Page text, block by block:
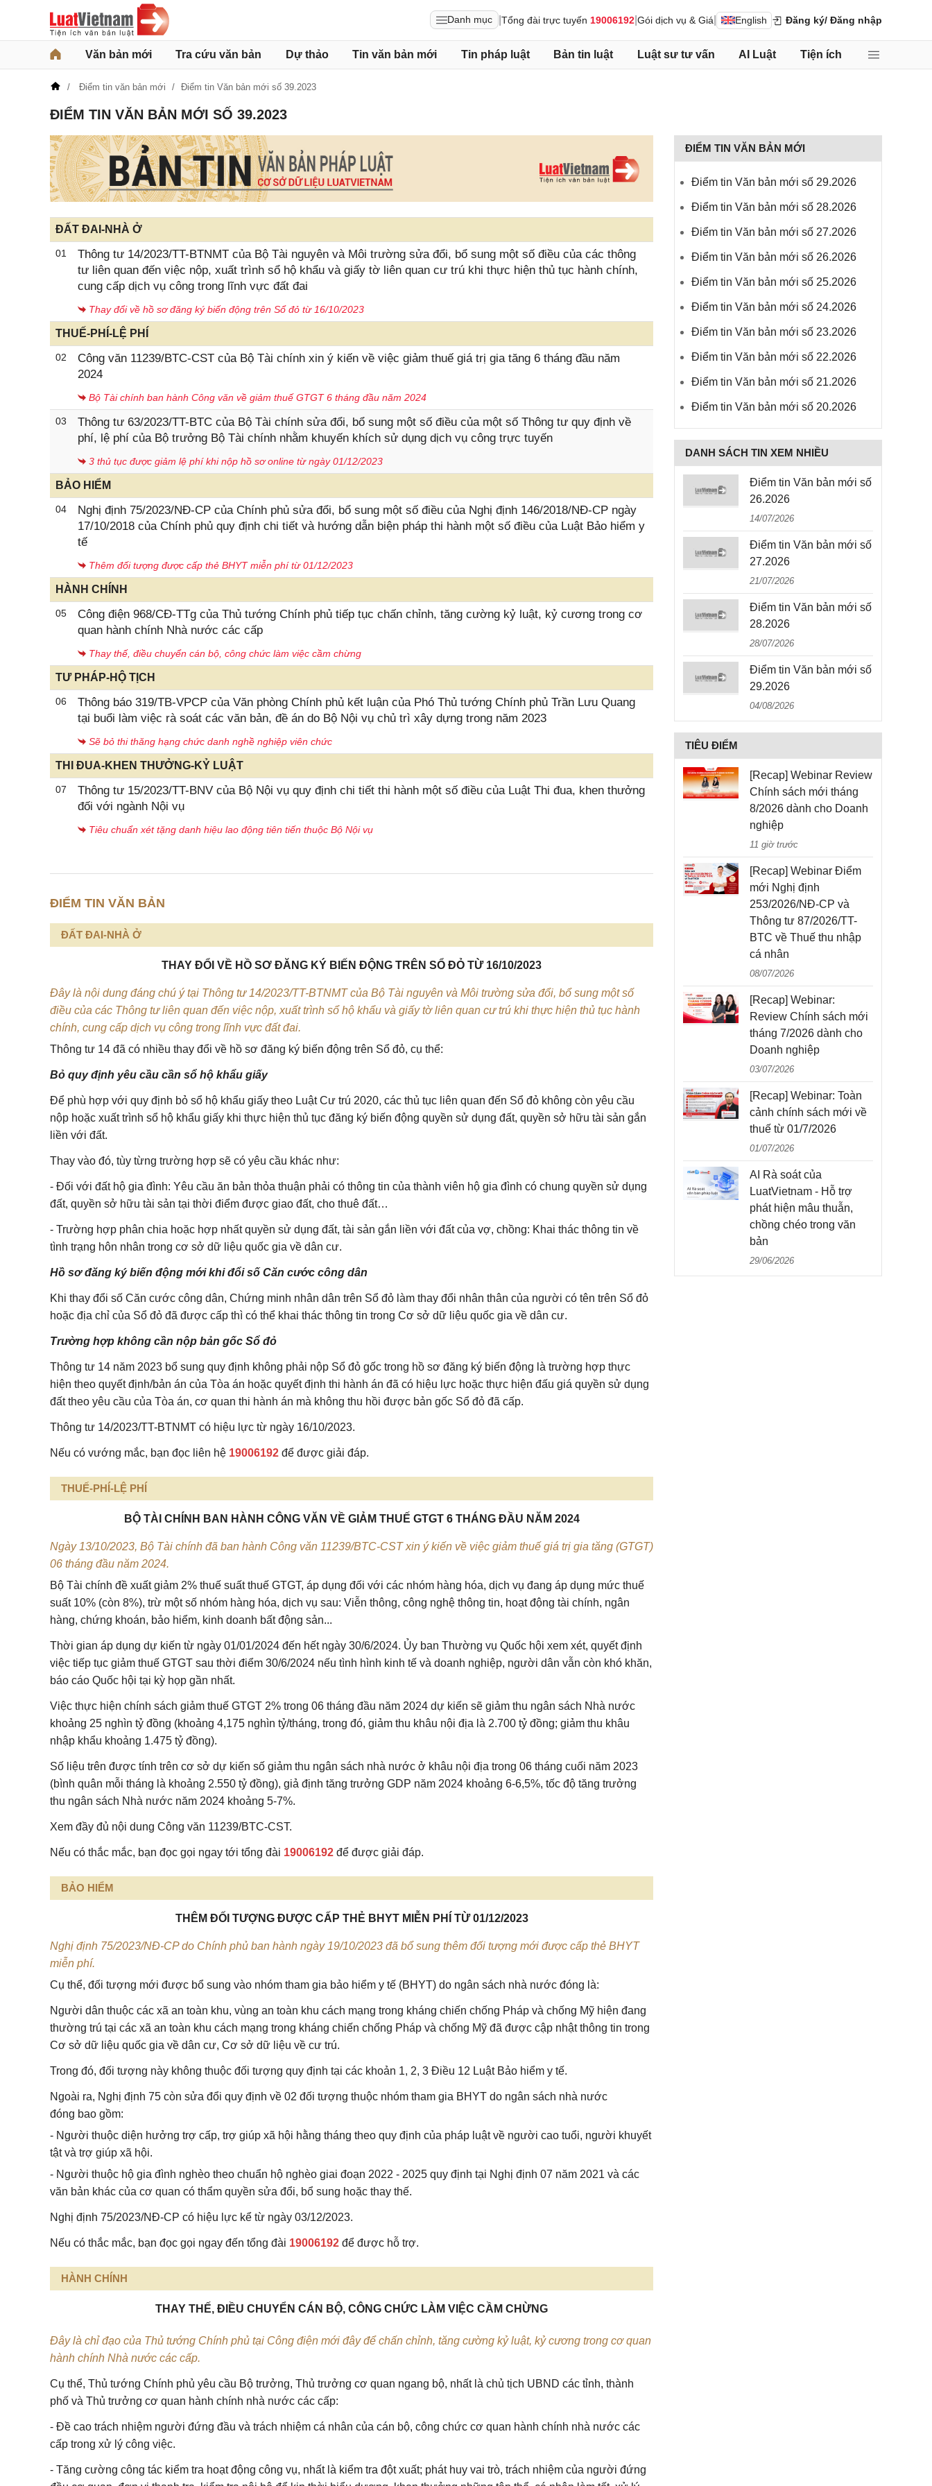
Danh mục Tổng đài trực tuyến 19006192 Gói dịch vụ & Giá English Đăng ký/ Đăng nhập
Văn bản mới Tra cứu văn bản Dự thảo Tin văn bản mới Tin pháp luật Bản tin luật Luật sư tư vấn AI Luật Tiện ích
Điểm tin văn bản mới Điểm tin Văn bản mới số 39.2023
ĐIỂM TIN VĂN BẢN MỚI SỐ 39.2023
ĐẤT ĐAI-NHÀ Ở
01
Thông tư 14/2023/TT-BTNMT của Bộ Tài nguyên và Môi trường sửa đổi, bổ sung một số điều của các thông
tư liên quan đến việc nộp, xuất trình sổ hộ khẩu và giấy tờ liên quan cư trú khi thực hiện thủ tục hành chính,
cung cấp dịch vụ công trong lĩnh vực đất đai
Thay đổi về hồ sơ đăng ký biến động trên Sổ đỏ từ 16/10/2023
THUẾ-PHÍ-LỆ PHÍ
02
Công văn 11239/BTC-CST của Bộ Tài chính xin ý kiến về việc giảm thuế giá trị gia tăng 6 tháng đầu năm
2024
Bộ Tài chính ban hành Công văn về giảm thuế GTGT 6 tháng đầu năm 2024
03
Thông tư 63/2023/TT-BTC của Bộ Tài chính sửa đổi, bổ sung một số điều của một số Thông tư quy định về
phí, lệ phí của Bộ trưởng Bộ Tài chính nhằm khuyến khích sử dụng dịch vụ công trực tuyến
3 thủ tục được giảm lệ phí khi nộp hồ sơ online từ ngày 01/12/2023
BẢO HIỂM
04
Nghị định 75/2023/NĐ-CP của Chính phủ sửa đổi, bổ sung một số điều của Nghị định 146/2018/NĐ-CP ngày
17/10/2018 của Chính phủ quy định chi tiết và hướng dẫn biện pháp thi hành một số điều của Luật Bảo hiểm y
tế
Thêm đối tượng được cấp thẻ BHYT miễn phí từ 01/12/2023
HÀNH CHÍNH
05
Công điện 968/CĐ-TTg của Thủ tướng Chính phủ tiếp tục chấn chỉnh, tăng cường kỷ luật, kỷ cương trong cơ
quan hành chính Nhà nước các cấp
Thay thế, điều chuyển cán bộ, công chức làm việc cầm chừng
TƯ PHÁP-HỘ TỊCH
06
Thông báo 319/TB-VPCP của Văn phòng Chính phủ kết luận của Phó Thủ tướng Chính phủ Trần Lưu Quang
tại buổi làm việc rà soát các văn bản, đề án do Bộ Nội vụ chủ trì xây dựng trong năm 2023
Sẽ bỏ thi thăng hạng chức danh nghề nghiệp viên chức
THI ĐUA-KHEN THƯỞNG-KỶ LUẬT
07
Thông tư 15/2023/TT-BNV của Bộ Nội vụ quy định chi tiết thi hành một số điều của Luật Thi đua, khen thưởng
đối với ngành Nội vụ
Tiêu chuẩn xét tặng danh hiệu lao động tiên tiến thuộc Bộ Nội vụ
ĐIỂM TIN VĂN BẢN
ĐẤT ĐAI-NHÀ Ở
THAY ĐỔI VỀ HỒ SƠ ĐĂNG KÝ BIẾN ĐỘNG TRÊN SỔ ĐỎ TỪ 16/10/2023
Đây là nội dung đáng chú ý tại Thông tư 14/2023/TT-BTNMT của Bộ Tài nguyên và Môi trường sửa đổi, bổ sung một số
điều của các Thông tư liên quan đến việc nộp, xuất trình sổ hộ khẩu và giấy tờ liên quan cư trú khi thực hiện thủ tục hành
chính, cung cấp dịch vụ công trong lĩnh vực đất đai.
Thông tư 14 đã có nhiều thay đổi về hồ sơ đăng ký biến động trên Sổ đỏ, cụ thể:
Bỏ quy định yêu cầu cần sổ hộ khẩu giấy
Để phù hợp với quy định bỏ sổ hộ khẩu giấy theo Luật Cư trú 2020, các thủ tục liên quan đến Sổ đỏ không còn yêu cầu
nộp hoặc xuất trình sổ hộ khẩu giấy khi thực hiện thủ tục đăng ký biến động quyền sử dụng đất, quyền sở hữu tài sản gắn
liền với đất.
Thay vào đó, tùy từng trường hợp sẽ có yêu cầu khác như:
- Đối với đất hộ gia đình: Yêu cầu ăn bản thỏa thuận phải có thông tin của thành viên hộ gia đình có chung quyền sử dụng
đất, quyền sở hữu tài sản tại thời điểm được giao đất, cho thuê đất…
- Trường hợp phân chia hoặc hợp nhất quyền sử dụng đất, tài sản gắn liền với đất của vợ, chồng: Khai thác thông tin về
tình trạng hôn nhân trong cơ sở dữ liệu quốc gia về dân cư.
Hồ sơ đăng ký biến động mới khi đổi số Căn cước công dân
Khi thay đổi số Căn cước công dân, Chứng minh nhân dân trên Sổ đỏ làm thay đổi nhân thân của người có tên trên Sổ đỏ
hoặc địa chỉ của Sổ đỏ đã được cấp thì có thể khai thác thông tin trong Cơ sở dữ liệu quốc gia về dân cư.
Trường hợp không cần nộp bản gốc Sổ đỏ
Thông tư 14 năm 2023 bổ sung quy định không phải nộp Sổ đỏ gốc trong hồ sơ đăng ký biến động là trường hợp thực
hiện theo quyết định/bản án của Tòa án hoặc quyết định thi hành án đã có hiệu lực hoặc thực hiện đấu giá quyền sử dụng
đất theo yêu cầu của Tòa án, cơ quan thi hành án mà không thu hồi được bản gốc Sổ đỏ đã cấp.
Thông tư 14/2023/TT-BTNMT có hiệu lực từ ngày 16/10/2023.
Nếu có vướng mắc, bạn đọc liên hệ 19006192 để được giải đáp.
THUẾ-PHÍ-LỆ PHÍ
BỘ TÀI CHÍNH BAN HÀNH CÔNG VĂN VỀ GIẢM THUẾ GTGT 6 THÁNG ĐẦU NĂM 2024
Ngày 13/10/2023, Bộ Tài chính đã ban hành Công văn 11239/BTC-CST xin ý kiến về việc giảm thuế giá trị gia tăng (GTGT)
06 tháng đầu năm 2024.
Bộ Tài chính đề xuất giảm 2% thuế suất thuế GTGT, áp dụng đối với các nhóm hàng hóa, dịch vụ đang áp dụng mức thuế
suất 10% (còn 8%), trừ một số nhóm hàng hóa, dịch vụ sau: Viễn thông, công nghệ thông tin, hoạt động tài chính, ngân
hàng, chứng khoán, bảo hiểm, kinh doanh bất động sản...
Thời gian áp dụng dự kiến từ ngày 01/01/2024 đến hết ngày 30/6/2024. Ủy ban Thường vụ Quốc hội xem xét, quyết định
việc tiếp tục giảm thuế GTGT sau thời điểm 30/6/2024 nếu tình hình kinh tế và doanh nghiệp, người dân vẫn còn khó khăn,
báo cáo Quốc hội tại kỳ họp gần nhất.
Việc thực hiện chính sách giảm thuế GTGT 2% trong 06 tháng đầu năm 2024 dự kiến sẽ giảm thu ngân sách Nhà nước
khoảng 25 nghìn tỷ đồng (khoảng 4,175 nghìn tỷ/tháng, trong đó, giảm thu khâu nội địa là 2.700 tỷ đồng; giảm thu khâu
nhập khẩu khoảng 1.475 tỷ đồng).
Số liệu trên được tính trên cơ sở dự kiến số giảm thu ngân sách nhà nước ở khâu nội địa trong 06 tháng cuối năm 2023
(bình quân mỗi tháng là khoảng 2.550 tỷ đồng), giả định tăng trưởng GDP năm 2024 khoảng 6-6,5%, tốc độ tăng trưởng
thu ngân sách Nhà nước năm 2024 khoảng 5-7%.
Xem đầy đủ nội dung Công văn 11239/BTC-CST.
Nếu có thắc mắc, bạn đọc gọi ngay tới tổng đài 19006192 để được giải đáp.
BẢO HIỂM
THÊM ĐỐI TƯỢNG ĐƯỢC CẤP THẺ BHYT MIỄN PHÍ TỪ 01/12/2023
Nghị định 75/2023/NĐ-CP do Chính phủ ban hành ngày 19/10/2023 đã bổ sung thêm đối tượng mới được cấp thẻ BHYT
miễn phí.
Cụ thể, đối tượng mới được bổ sung vào nhóm tham gia bảo hiểm y tế (BHYT) do ngân sách nhà nước đóng là:
Người dân thuộc các xã an toàn khu, vùng an toàn khu cách mạng trong kháng chiến chống Pháp và chống Mỹ hiện đang
thường trú tại các xã an toàn khu cách mạng trong kháng chiến chống Pháp và chống Mỹ đã được cập nhật thông tin trong
Cơ sở dữ liệu quốc gia về dân cư, Cơ sở dữ liệu về cư trú.
Trong đó, đối tượng này không thuộc đối tượng quy định tại các khoản 1, 2, 3 Điều 12 Luật Bảo hiểm y tế.
Ngoài ra, Nghị định 75 còn sửa đổi quy định về 02 đối tượng thuộc nhóm tham gia BHYT do ngân sách nhà nước
đóng bao gồm:
- Người thuộc diện hưởng trợ cấp, trợ giúp xã hội hằng tháng theo quy định của pháp luật về người cao tuổi, người khuyết
tật và trợ giúp xã hội.
- Người thuộc hộ gia đình nghèo theo chuẩn hộ nghèo giai đoạn 2022 - 2025 quy định tại Nghị định 07 năm 2021 và các
văn bản khác của cơ quan có thẩm quyền sửa đổi, bổ sung hoặc thay thế.
Nghị định 75/2023/NĐ-CP có hiệu lực kể từ ngày 03/12/2023.
Nếu có thắc mắc, bạn đọc gọi ngay đến tổng đài 19006192 để được hỗ trợ.
HÀNH CHÍNH
THAY THẾ, ĐIỀU CHUYỂN CÁN BỘ, CÔNG CHỨC LÀM VIỆC CẦM CHỪNG
Đây là chỉ đạo của Thủ tướng Chính phủ tại Công điện mới đây để chấn chỉnh, tăng cường kỷ luật, kỷ cương trong cơ quan
hành chính Nhà nước các cấp.
Cụ thể, Thủ tướng Chính phủ yêu cầu Bộ trưởng, Thủ trưởng cơ quan ngang bộ, nhất là chủ tịch UBND các tỉnh, thành
phố và Thủ trưởng cơ quan hành chính nhà nước các cấp:
- Đề cao trách nhiệm người đứng đầu và trách nhiệm cá nhân của cán bộ, công chức cơ quan hành chính nhà nước các
cấp trong xử lý công việc.
- Tăng cường công tác kiểm tra hoạt động công vụ, nhất là kiểm tra đột xuất; phát huy vai trò, trách nhiệm của người đứng
ĐIỂM TIN VĂN BẢN MỚI
Điểm tin Văn bản mới số 29.2026
Điểm tin Văn bản mới số 28.2026
Điểm tin Văn bản mới số 27.2026
Điểm tin Văn bản mới số 26.2026
Điểm tin Văn bản mới số 25.2026
Điểm tin Văn bản mới số 24.2026
Điểm tin Văn bản mới số 23.2026
Điểm tin Văn bản mới số 22.2026
Điểm tin Văn bản mới số 21.2026
Điểm tin Văn bản mới số 20.2026
DANH SÁCH TIN XEM NHIỀU
Điểm tin Văn bản mới số
26.2026
14/07/2026
Điểm tin Văn bản mới số
27.2026
21/07/2026
Điểm tin Văn bản mới số
28.2026
28/07/2026
Điểm tin Văn bản mới số
29.2026
04/08/2026
TIÊU ĐIỂM
[Recap] Webinar Review
Chính sách mới tháng
8/2026 dành cho Doanh
nghiệp
11 giờ trước
[Recap] Webinar Điểm
mới Nghị định
253/2026/NĐ-CP và
Thông tư 87/2026/TT-
BTC về Thuế thu nhập
cá nhân
08/07/2026
[Recap] Webinar:
Review Chính sách mới
tháng 7/2026 dành cho
Doanh nghiệp
03/07/2026
[Recap] Webinar: Toàn
cảnh chính sách mới về
thuế từ 01/7/2026
01/07/2026
AI Rà soát của
LuatVietnam - Hỗ trợ
phát hiện mâu thuẫn,
chồng chéo trong văn
bản
29/06/2026